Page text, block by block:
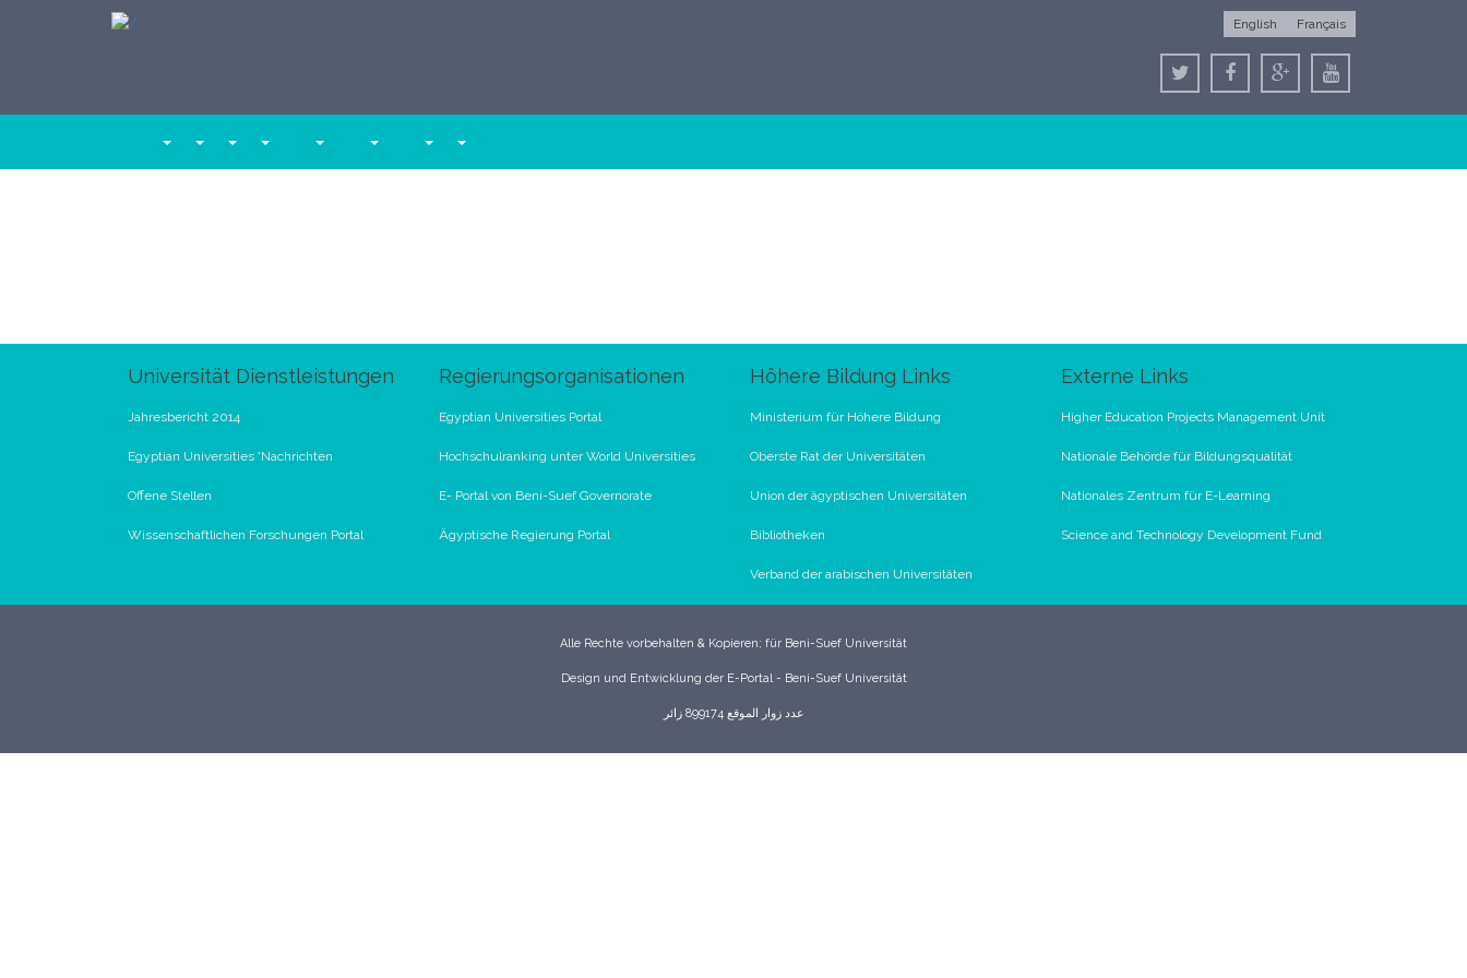
English Français
Universität Dienstleistungen
Jahresbericht 2014
Egyptian Universities 'Nachrichten
Offene Stellen
Wissenschaftlichen Forschungen Portal
Regierungsorganisationen
Egyptian Universities Portal
Hochschulranking unter World Universities
E- Portal von Beni-Suef Governorate
Ägyptische Regierung Portal
Höhere Bildung Links
Ministerium für Höhere Bildung
Oberste Rat der Universitäten
Union der ägyptischen Universitäten
Bibliotheken
Verband der arabischen Universitäten
Externe Links
Higher Education Projects Management Unit
Nationale Behörde für Bildungsqualität
Nationales Zentrum für E-Learning
Science and Technology Development Fund
Alle Rechte vorbehalten & Kopieren; für Beni-Suef Universität
Design und Entwicklung der E-Portal - Beni-Suef Universität
عدد زوار الموقع 899174 زائر